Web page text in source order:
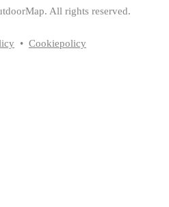
All rights reserved.
• Cookiepolicy